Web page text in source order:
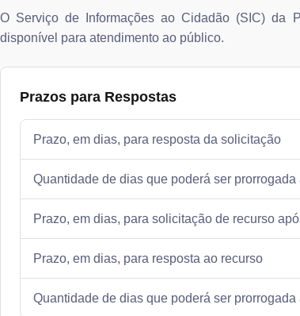
O Serviço de Informações ao Cidadão (SIC) da
disponível para atendimento ao público.
Prazos para Respostas
Prazo, em dias, para resposta da solicitação
Quantidade de dias que poderá ser
Prazo, em dias, para solicitação de recurso
Prazo, em dias, para resposta ao recurso
Quantidade de dias que poderá ser